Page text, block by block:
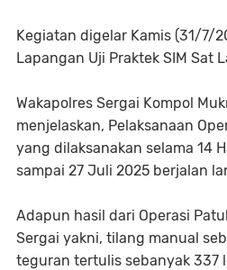
Kegiatan digelar Kamis (31/7/
Lapangan Uji Praktek SIM Sat
Wakapolres Sergai Kompol
menjelaskan, Pelaksanaan
yang dilaksanakan selama 14
sampai 27 Juli 2025 berjalan
Adapun hasil dari Operasi
Sergai yakni, tilang manual
teguran tertulis sebanyak 337